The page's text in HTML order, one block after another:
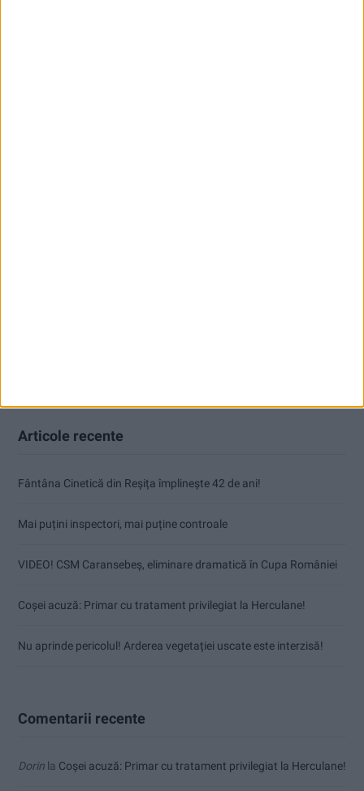
Articole recente
Fântâna Cinetică din Reșița împlinește 42 de ani!
Mai puțini inspectori, mai puține controale
VIDEO! CSM Caransebeș, eliminare dramatică în Cupa României
Coșei acuză: Primar cu tratament privilegiat la Herculane!
Nu aprinde pericolul! Arderea vegetației uscate este interzisă!
Comentarii recente
Dorin la Coșei acuză: Primar cu tratament privilegiat la Herculane!